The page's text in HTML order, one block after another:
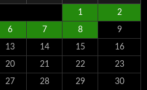
1 2
6 7 8 9
13 14 15 16
20 21 22 23
27 28 29 30